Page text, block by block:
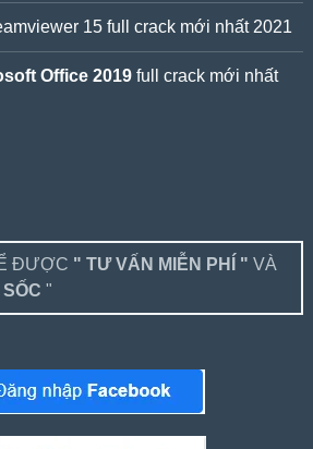
15 full crack mới nhất 2021
Office 2019full crack mới nhất
ĐƯỢC " TƯ VẤN MIỄN PHÍ " VÀ
"